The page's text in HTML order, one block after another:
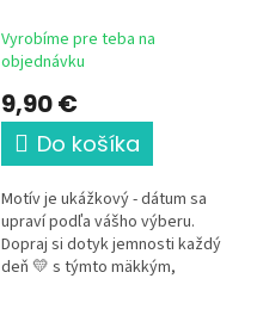
Vyrobíme pre teba na
objednávku
9,90 €
Do košíka
Motív je ukážkový - dátum sa
upraví podľa vášho výberu.
Dopraj si dotyk jemnosti každý
deň 💛 s týmto mäkkým,